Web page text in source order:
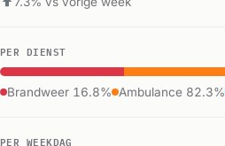
PER DIENST
Brandweer 16.8% Ambulance 82.3%
PER WEEKDAG